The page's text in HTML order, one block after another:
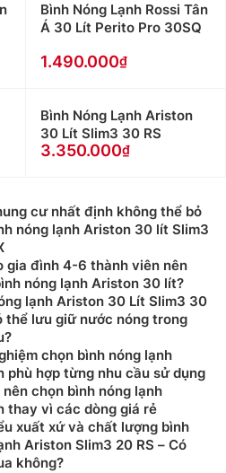
Bình Nóng Lạnh Rossi Tân
Á 30 Lít Perito Pro 30SQ
1.490.000
Bình Nóng Lạnh Ariston
30 Lít Slim3 30 RS
3.350.000
cư nhất định không thể bỏ
nóng lạnh Ariston 30 lít Slim3
gia đình 4-6 thành viên nên
nóng lạnh Ariston 30 lít?
lạnh Ariston 30 Lít Slim3 30
thể lưu giữ nước nóng trong
chọn bình nóng lạnh
phù hợp từng nhu cầu sử dụng
nên chọn bình nóng lạnh
thay vì các dòng giá rẻ
xuất xứ và chất lượng bình
Ariston Slim3 20 RS – Có
không?